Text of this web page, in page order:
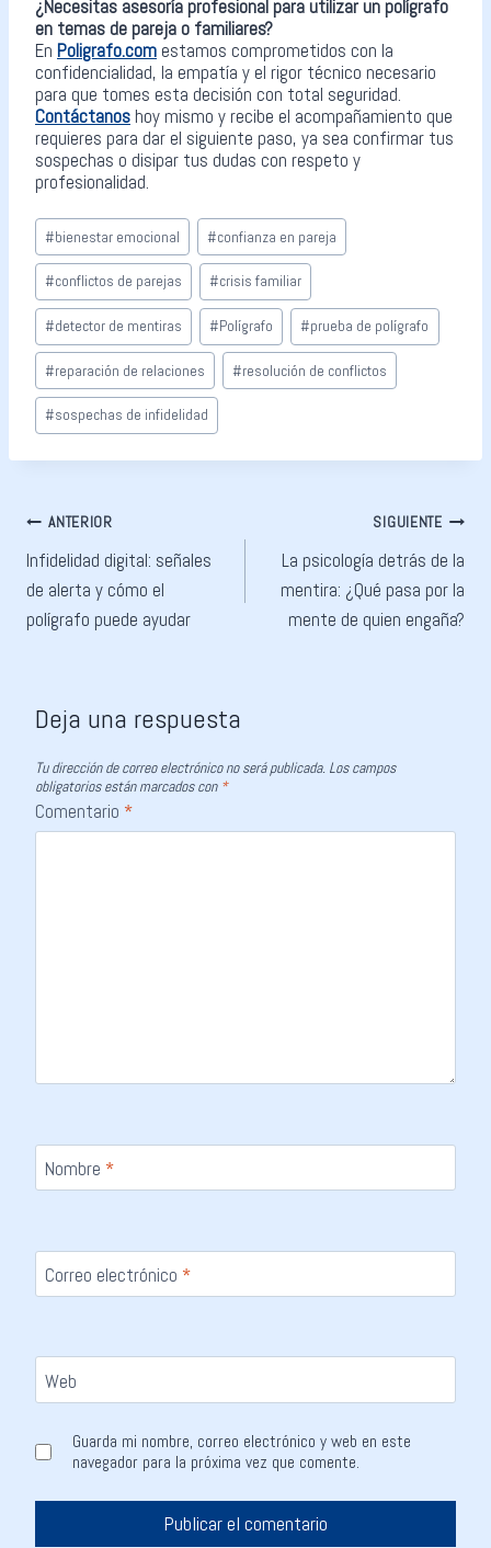
¿Necesitas asesoría profesional para utilizar un polígrafo
en temas de pareja o familiares?
En Poligrafo.com estamos comprometidos con la
confidencialidad, la empatía y el rigor técnico necesario
para que tomes esta decisión con total seguridad.
Contáctanos hoy mismo y recibe el acompañamiento que
requieres para dar el siguiente paso, ya sea confirmar tus
sospechas o disipar tus dudas con respeto y
profesionalidad.
#bienestar emocional #confianza en pareja
#conflictos de parejas #crisis familiar
#detector de mentiras #Polígrafo #prueba de polígrafo
#reparación de relaciones #resolución de conflictos
#sospechas de infidelidad
ANTERIOR
Infidelidad digital: señales
de alerta y cómo el
polígrafo puede ayudar
SIGUIENTE
La psicología detrás de la
mentira: ¿Qué pasa por la
mente de quien engaña?
Deja una respuesta
Tu dirección de correo electrónico no será publicada. Los campos
obligatorios están marcados con *
Comentario *
Nombre *
Correo electrónico *
Web
Guarda mi nombre, correo electrónico y web en este
navegador para la próxima vez que comente.